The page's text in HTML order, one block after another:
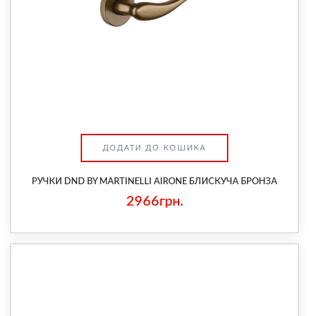
ДОДАТИ ДО КОШИКА
РУЧКИ DND BY MARTINELLI AIRONE БЛИСКУЧА БРОНЗА
2966грн.